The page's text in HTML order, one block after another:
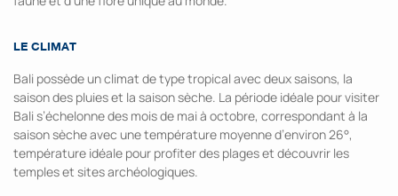
LE CLIMAT
Bali possède un climat de type tropical avec deux saisons, la
saison des pluies et la saison sèche. La période idéale pour visiter
Bali s’échelonne des mois de mai à octobre, correspondant à la
saison sèche avec une température moyenne d’environ 26°,
température idéale pour profiter des plages et découvrir les
temples et sites archéologiques.